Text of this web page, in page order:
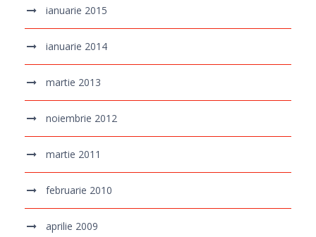
ianuarie 2015
ianuarie 2014
martie 2013
noiembrie 2012
martie 2011
februarie 2010
aprilie 2009